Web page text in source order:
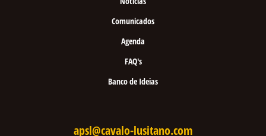
Comunicados
Agenda
FAQ's
Banco de Ideias
apsl@cavalo-lusitano.com